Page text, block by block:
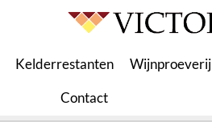
Kelderrestanten Wijnproeverij
Contact